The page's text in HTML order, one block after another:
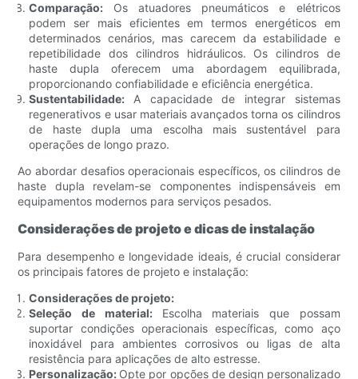
Comparação: Os atuadores pneumáticos e elétricos
podem ser mais eficientes em termos energéticos em
determinados cenários, mas carecem da estabilidade e
repetibilidade dos cilindros hidráulicos. Os cilindros de
haste dupla oferecem uma abordagem equilibrada,
proporcionando confiabilidade e eficiência energética.
Sustentabilidade: A capacidade de integrar sistemas
regenerativos e usar materiais avançados torna os cilindros
de haste dupla uma escolha mais sustentável para
operações de longo prazo.
Ao abordar desafios operacionais específicos, os cilindros de
haste dupla revelam-se componentes indispensáveis ​​em
equipamentos modernos para serviços pesados.
Considerações de projeto e dicas de instalação
Para desempenho e longevidade ideais, é crucial considerar
os principais fatores de projeto e instalação:
Considerações de projeto:
Seleção de material: Escolha materiais que possam
suportar condições operacionais específicas, como aço
inoxidável para ambientes corrosivos ou ligas de alta
resistência para aplicações de alto estresse.
Personalização: Opte por opções de design personalizado